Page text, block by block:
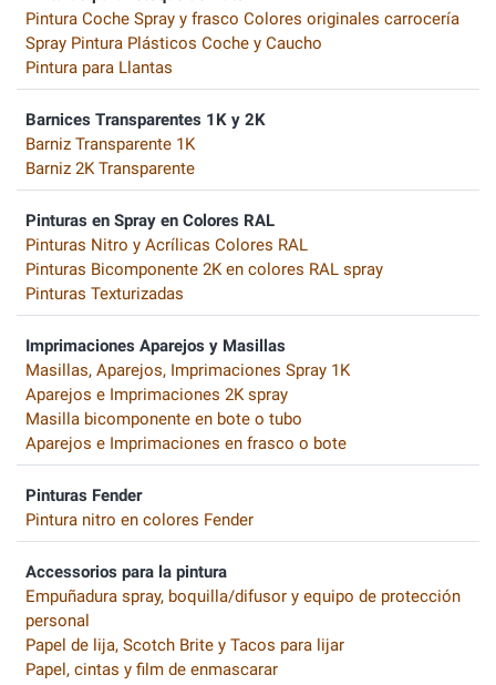
Pintura Coche Spray y frasco Colores originales carrocería
Spray Pintura Plásticos Coche y Caucho
Pintura para Llantas
Barnices Transparentes 1K y 2K
Barniz Transparente 1K
Barniz 2K Transparente
Pinturas en Spray en Colores RAL
Pinturas Nitro y Acrílicas Colores RAL
Pinturas Bicomponente 2K en colores RAL spray
Pinturas Texturizadas
Imprimaciones Aparejos y Masillas
Masillas, Aparejos, Imprimaciones Spray 1K
Aparejos e Imprimaciones 2K spray
Masilla bicomponente en bote o tubo
Aparejos e Imprimaciones en frasco o bote
Pinturas Fender
Pintura nitro en colores Fender
Accessorios para la pintura
Empuñadura spray, boquilla/difusor y equipo de protección
personal
Papel de lija, Scotch Brite y Tacos para lijar
Papel, cintas y film de enmascarar